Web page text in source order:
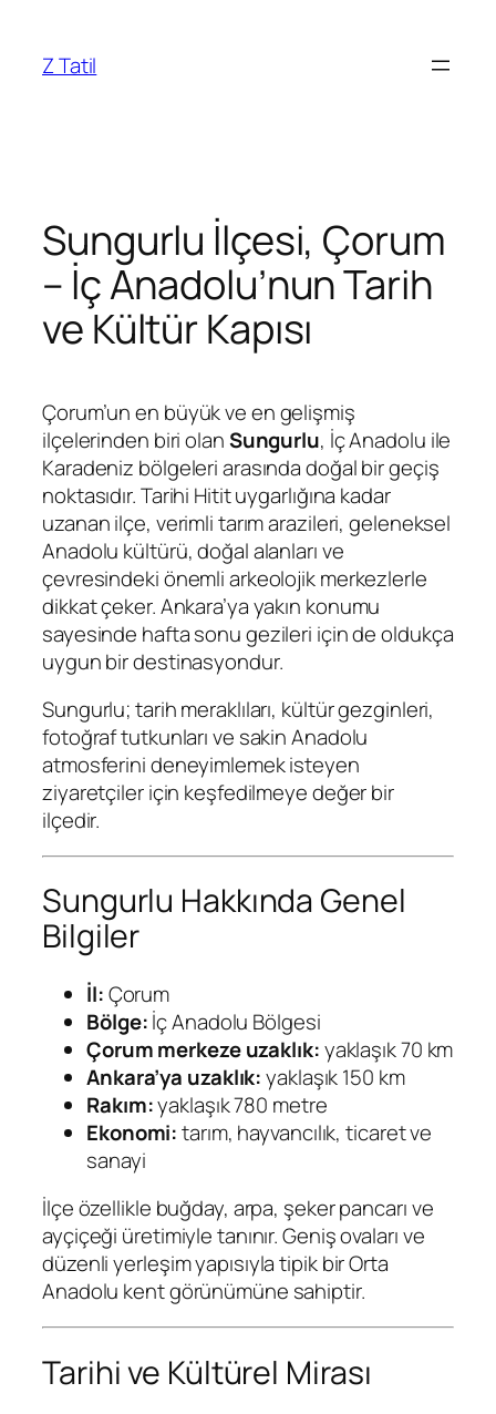
Z Tatil
Sungurlu İlçesi, Çorum
– İç Anadolu’nun Tarih
ve Kültür Kapısı
Çorum’un en büyük ve en gelişmiş
ilçelerinden biri olanSungurlu, İç Anadolu ile
Karadeniz bölgeleri arasında doğal bir geçiş
noktasıdır. Tarihi Hitit uygarlığına kadar
uzanan ilçe, verimli tarım arazileri, geleneksel
Anadolu kültürü, doğal alanları ve
çevresindeki önemli arkeolojik merkezlerle
dikkat çeker. Ankara’ya yakın konumu
sayesinde hafta sonu gezileri için de oldukça
uygun bir destinasyondur.
Sungurlu; tarih meraklıları, kültür gezginleri,
fotoğraf tutkunları ve sakin Anadolu
atmosferini deneyimlemek isteyen
ziyaretçiler için keşfedilmeye değer bir
ilçedir.
Sungurlu Hakkında Genel
Bilgiler
İl:Çorum
Bölge:İç Anadolu Bölgesi
Çorum merkeze uzaklık:yaklaşık 70 km
Ankara’ya uzaklık:yaklaşık 150 km
Rakım:yaklaşık 780 metre
Ekonomi:tarım, hayvancılık, ticaret ve
sanayi
İlçe özellikle buğday, arpa, şeker pancarı ve
ayçiçeği üretimiyle tanınır. Geniş ovaları ve
düzenli yerleşim yapısıyla tipik bir Orta
Anadolu kent görünümüne sahiptir.
Tarihi ve Kültürel Mirası